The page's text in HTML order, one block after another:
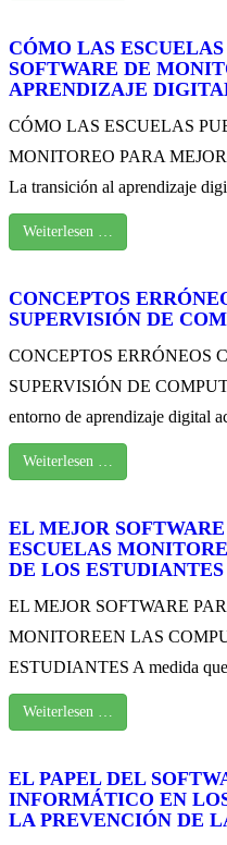
CÓMO LAS
SOFTWARE DE
APRENDIZAJE
CÓMO LAS ESCUELAS
MONITOREO PARA
La transición al aprendizaje
Weiterlesen …
CONCEPTOS
SUPERVISIÓN DE
CONCEPTOS ERRÓNEOS
SUPERVISIÓN DE
entorno de aprendizaje digital
Weiterlesen …
EL MEJOR
ESCUELAS
DE LOS ESTUDIANTES
EL MEJOR SOFTWARE
MONITOREEN LAS
ESTUDIANTES A medida
Weiterlesen …
EL PAPEL DEL
INFORMÁTICO EN
LA PREVENCIÓN DE